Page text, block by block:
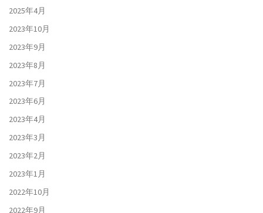
2025年4月
2023年10月
2023年9月
2023年8月
2023年7月
2023年6月
2023年4月
2023年3月
2023年2月
2023年1月
2022年10月
2022年9月